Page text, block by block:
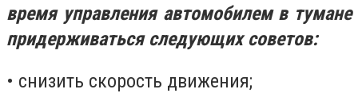
время управления автомобилем в тумане
придерживаться следующих советов:
• снизить скорость движения;